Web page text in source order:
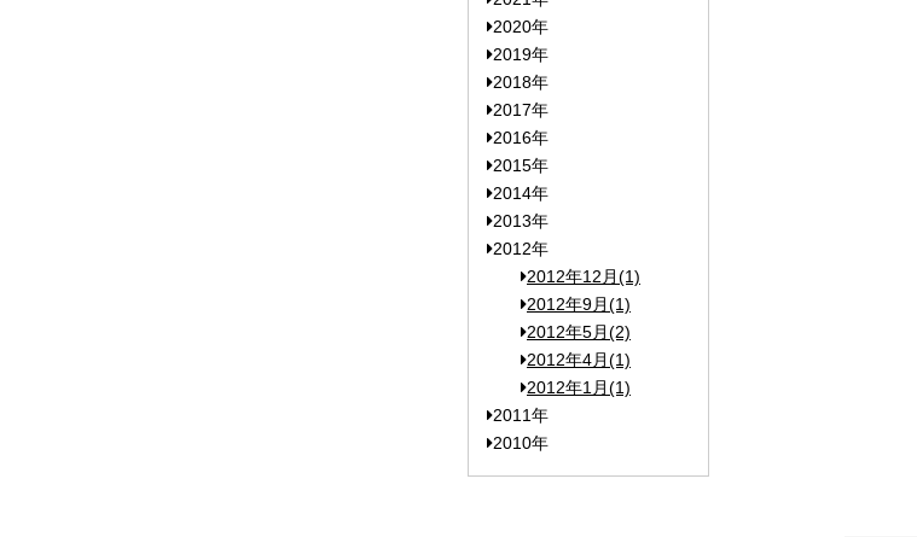
2020年
2019年
2018年
2017年
2016年
2015年
2014年
2013年
2012年
2012年12月(1)
2012年9月(1)
2012年5月(2)
2012年4月(1)
2012年1月(1)
2011年
2010年